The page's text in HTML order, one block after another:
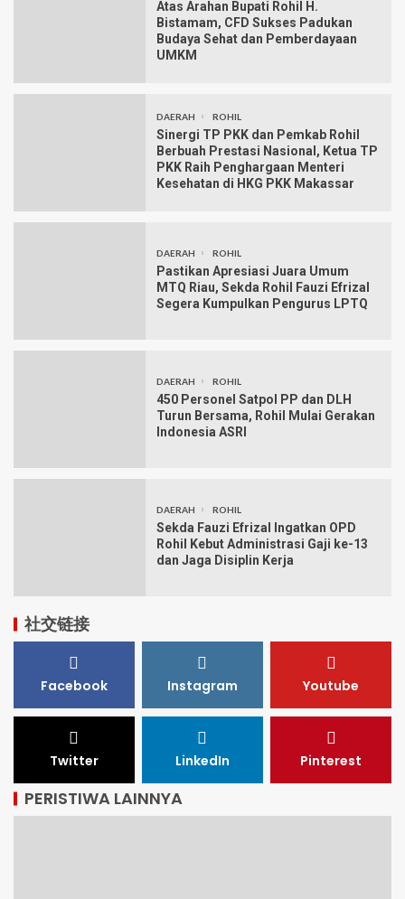
Atas Arahan Bupati Rohil H.
Bistamam, CFD Sukses Padukan
Budaya Sehat dan Pemberdayaan
UMKM
DAERAH ROHIL
Sinergi TP PKK dan Pemkab Rohil
Berbuah Prestasi Nasional, Ketua TP
PKK Raih Penghargaan Menteri
Kesehatan di HKG PKK Makassar
DAERAH ROHIL
Pastikan Apresiasi Juara Umum
MTQ Riau, Sekda Rohil Fauzi Efrizal
Segera Kumpulkan Pengurus LPTQ
DAERAH ROHIL
450 Personel Satpol PP dan DLH
Turun Bersama, Rohil Mulai Gerakan
Indonesia ASRI
DAERAH ROHIL
Sekda Fauzi Efrizal Ingatkan OPD
Rohil Kebut Administrasi Gaji ke-13
dan Jaga Disiplin Kerja
社交链接
Facebook Instagram Youtube
Twitter LinkedIn Pinterest
PERISTIWA LAINNYA